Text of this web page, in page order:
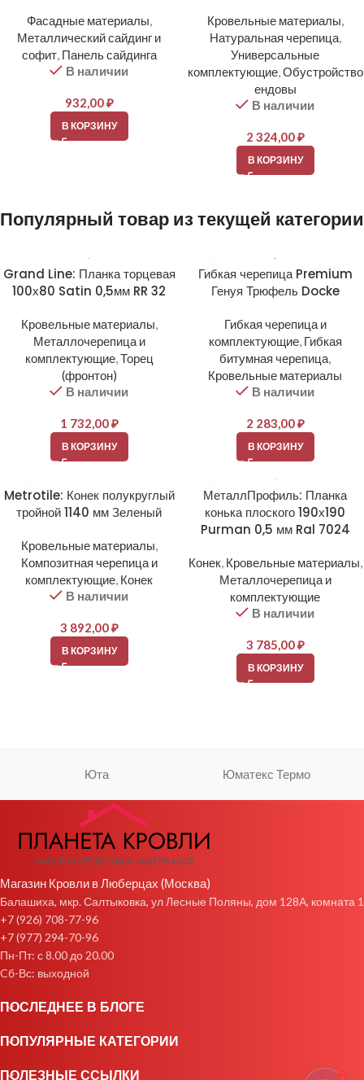
Фасадные материалы,
Металлический сайдинг и
софит, Панель сайдинга
В наличии
932,00₽
В КОРЗИНУ
Кровельные материалы,
Натуральная черепица,
Универсальные
комплектующие,Обустройство
ендовы
В наличии
2 324,00₽
В КОРЗИНУ
Популярный товар из текущей категории
Grand Line: Планка торцевая
100х80 Satin 0,5мм RR 32
Кровельные материалы,
Металлочерепица и
комплектующие,Торец
(фронтон)
В наличии
1 732,00₽
В КОРЗИНУ
Гибкая черепица Premium
Генуя Трюфель Docke
Гибкая черепица и
комплектующие, Гибкая
битумная черепица,
Кровельные материалы
В наличии
2 283,00₽
В КОРЗИНУ
Metrotile: Конек полукруглый
тройной 1140 мм Зеленый
Кровельные материалы,
Композитная черепица и
комплектующие, Конек
В наличии
3 892,00₽
В КОРЗИНУ
МеталлПрофиль: Планка
конька плоского 190х190
Purman 0,5 мм Ral 7024
Конек, Кровельные материалы,
Металлочерепица и
комплектующие
В наличии
3 785,00₽
В КОРЗИНУ
Юта Юматекс Термо
Магазин Кровли в Люберцах (Москва)
Балашиха, мкр. Салтыковка, ул Лесные Поляны, дом 128А, комната 1
+7 (926) 708-77-96
+7 (977) 294-70-96
Пн-Пт: с 8.00 до 20.00
Cб-Вс: выходной
ПОСЛЕДНЕЕ В БЛОГЕ
ПОПУЛЯРНЫЕ КАТЕГОРИИ
ПОЛЕЗНЫЕ ССЫЛКИ